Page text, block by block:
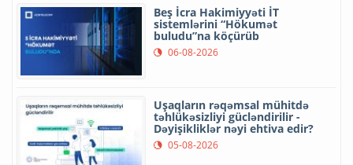
Beş İcra Hakimiyyəti İT
sistemlərini “Hökumət
buludu”na köçürüb
06-08-2026
Uşaqların rəqəmsal mühitdə
təhlükəsizliyi gücləndirilir -
Dəyişikliklər nəyi ehtiva edir?
05-08-2026